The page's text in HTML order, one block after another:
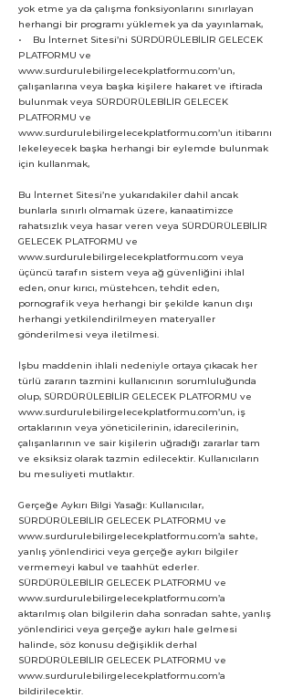
yok etme ya da çalışma fonksiyonlarını sınırlayan
herhangi bir programı yüklemek ya da yayınlamak,
• Bu İnternet Sitesi’ni SÜRDÜRÜLEBİLİR GELECEK
PLATFORMU ve
www.surdurulebilirgelecekplatformu.com’un,
çalışanlarına veya başka kişilere hakaret ve iftirada
bulunmak veya SÜRDÜRÜLEBİLİR GELECEK
PLATFORMU ve
www.surdurulebilirgelecekplatformu.com’un itibarını
lekeleyecek başka herhangi bir eylemde bulunmak
için kullanmak,
Bu İnternet Sitesi’ne yukarıdakiler dahil ancak
bunlarla sınırlı olmamak üzere, kanaatimizce
rahatsızlık veya hasar veren veya SÜRDÜRÜLEBİLİR
GELECEK PLATFORMU ve
www.surdurulebilirgelecekplatformu.com veya
üçüncü tarafın sistem veya ağ güvenliğini ihlal
eden, onur kırıcı, müstehcen, tehdit eden,
pornografik veya herhangi bir şekilde kanun dışı
herhangi yetkilendirilmeyen materyaller
gönderilmesi veya iletilmesi.
İşbu maddenin ihlali nedeniyle ortaya çıkacak her
türlü zararın tazmini kullanıcının sorumluluğunda
olup, SÜRDÜRÜLEBİLİR GELECEK PLATFORMU ve
www.surdurulebilirgelecekplatformu.com’un, iş
ortaklarının veya yöneticilerinin, idarecilerinin,
çalışanlarının ve sair kişilerin uğradığı zararlar tam
ve eksiksiz olarak tazmin edilecektir. Kullanıcıların
bu mesuliyeti mutlaktır.
Gerçeğe Aykırı Bilgi Yasağı: Kullanıcılar,
SÜRDÜRÜLEBİLİR GELECEK PLATFORMU ve
www.surdurulebilirgelecekplatformu.com’a sahte,
yanlış yönlendirici veya gerçeğe aykırı bilgiler
vermemeyi kabul ve taahhüt ederler.
SÜRDÜRÜLEBİLİR GELECEK PLATFORMU ve
www.surdurulebilirgelecekplatformu.com’a
aktarılmış olan bilgilerin daha sonradan sahte, yanlış
yönlendirici veya gerçeğe aykırı hale gelmesi
halinde, söz konusu değişiklik derhal
SÜRDÜRÜLEBİLİR GELECEK PLATFORMU ve
www.surdurulebilirgelecekplatformu.com’a
bildirilecektir.